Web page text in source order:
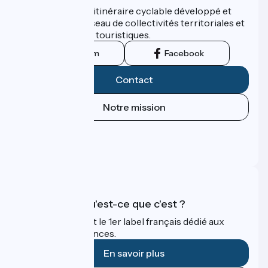
ViaRhôna est un itinéraire cyclable développé et
promu par un réseau de collectivités territoriales et
leurs institutions touristiques.
Instagram Facebook
Contact
Notre mission
Accueil Vélo qu'est-ce que c'est ?
Accueil Vélo c'est le 1er label français dédié aux
cyclistes en vacances.
En savoir plus